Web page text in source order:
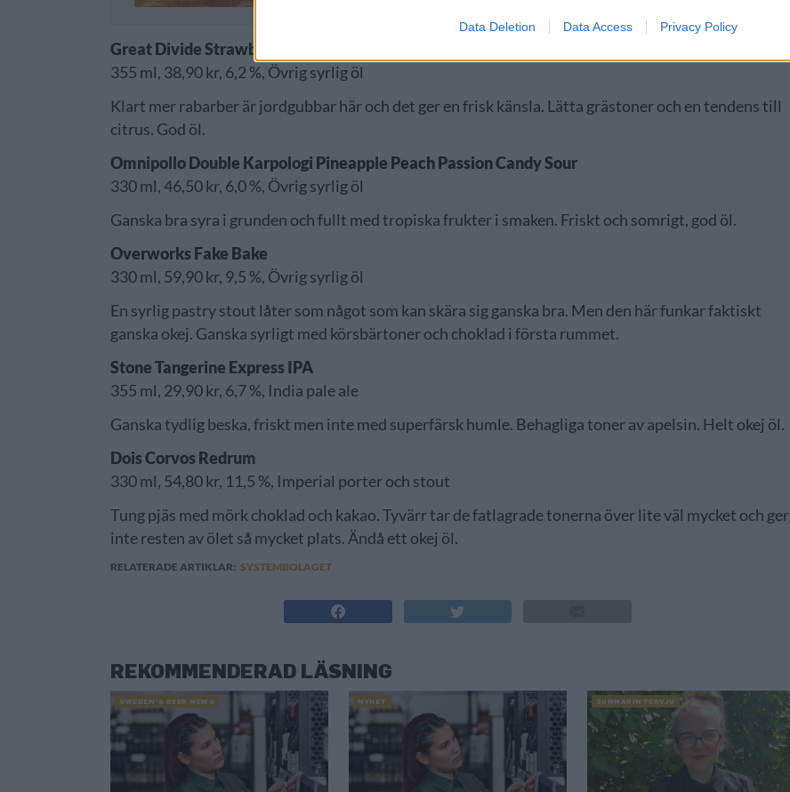
Data Deletion Data Access Privacy Policy
Great Divide Strawberry Rhubarb Sour
355 ml, 38,90 kr, 6,2 %, Övrig syrlig öl
Klart mer rabarber är jordgubbar här och det ger en frisk känsla. Lätta grästoner och en tendens till
citrus. God öl.
Omnipollo Double Karpologi Pineapple Peach Passion Candy Sour
330 ml, 46,50 kr, 6,0 %, Övrig syrlig öl
Ganska bra syra i grunden och fullt med tropiska frukter i smaken. Friskt och somrigt, god öl.
Overworks Fake Bake
330 ml, 59,90 kr, 9,5 %, Övrig syrlig öl
En syrlig pastry stout låter som något som kan skära sig ganska bra. Men den här funkar faktiskt
ganska okej. Ganska syrligt med körsbärtoner och choklad i första rummet.
Stone Tangerine Express IPA
355 ml, 29,90 kr, 6,7 %, India pale ale
Ganska tydlig beska, friskt men inte med superfärsk humle. Behagliga toner av apelsin. Helt okej öl.
Dois Corvos Redrum
330 ml, 54,80 kr, 11,5 %, Imperial porter och stout
Tung pjäs med mörk choklad och kakao. Tyvärr tar de fatlagrade tonerna över lite väl mycket och ger
inte resten av ölet så mycket plats. Ändå ett okej öl.
RELATERADE ARTIKLAR: SYSTEMBOLAGET
REKOMMENDERAD LÄSNING
SWEDEN’S BEER NEWS NYHET SOMMARINTERVJU